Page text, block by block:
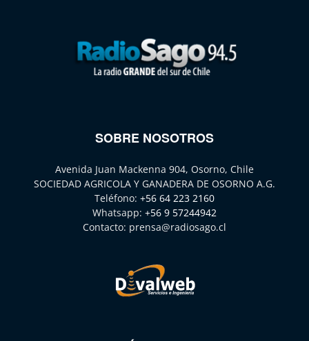
SOBRE NOSOTROS
Avenida Juan Mackenna 904, Osorno, Chile
SOCIEDAD AGRICOLA Y GANADERA DE OSORNO A.G.
Teléfono: +56 64 223 2160
Whatsapp: +56 9 57244942
Contacto: prensa@radiosago.cl